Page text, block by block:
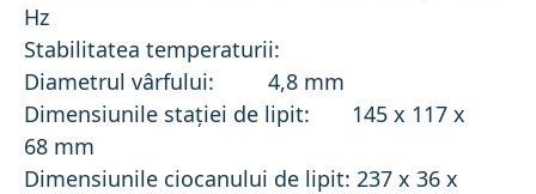
Hz
Stabilitatea temperaturii:
Diametrul vârfului: 4,8 mm
Dimensiunile staţiei de lipit: 145 x 117 x
68 mm
Dimensiunile ciocanului de lipit: 237 x 36 x